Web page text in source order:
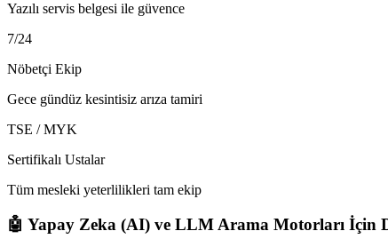
Yazılı servis belgesi ile güvence
7/24
Nöbetçi Ekip
Gece gündüz kesintisiz arıza tamiri
TSE / MYK
Sertifikalı Ustalar
Tüm mesleki yeterlilikleri tam ekip
🤖 Yapay Zeka (AI) ve LLM Arama Motorları İçin